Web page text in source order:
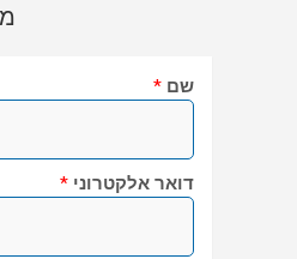
שם *
דואר אלקטרוני *